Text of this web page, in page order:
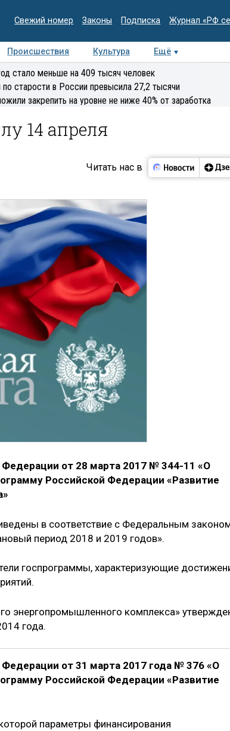
Свежий номер Законы Подписка Журнал «РФ
Происшествия Культура Ещё
Интервью Колумнисты
стало меньше на 409 тысяч человек
старости в России превысила 27,2 тысячи
закрепить на уровне не ниже 40% от заработка
14 апреля
Читать нас в
от 28 марта 2017 № 344-11 «О
Российской Федерации «Развитие
в соответствие с Федеральным
период 2018 и 2019 годов».
госпрограммы, характеризующие
энергопромышленного комплекса»
года.
от 31 марта 2017 года № 376 «О
Российской Федерации «Развитие
параметры финансирования